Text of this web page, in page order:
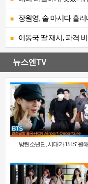
장원영, 술 마시다 흘
이동국 딸 재시, 파격
뉴스엔TV
방탄소년단, 시대가 ‘BTS’ 원해